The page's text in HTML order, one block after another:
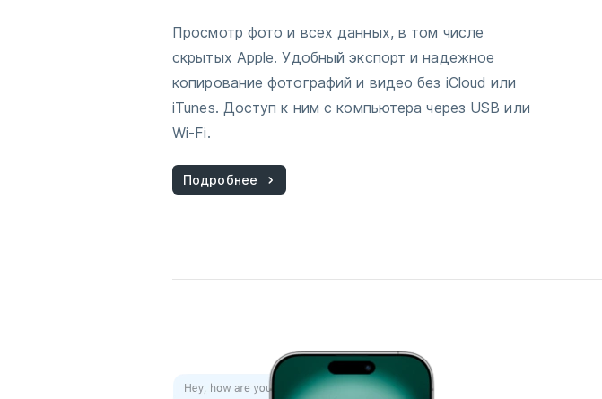
Просмотр фото и всех данных, в том числе
скрытых Apple. Удобный экспорт и надежное
копирование фотографий и видео без iCloud или
iTunes. Доступ к ним с компьютера через USB или
Wi-Fi.
Подробнее